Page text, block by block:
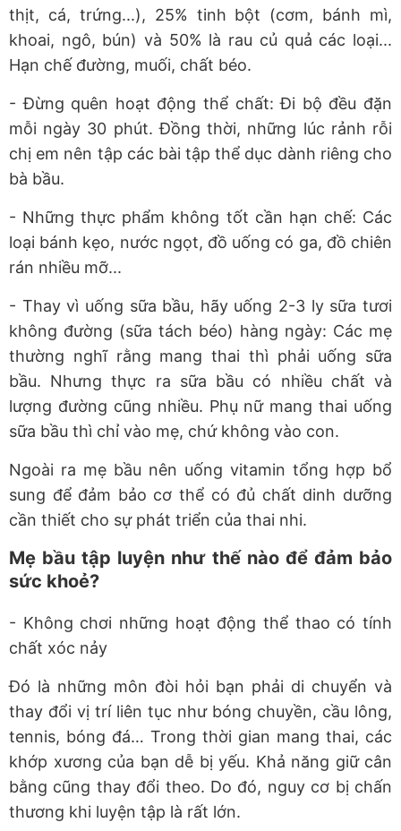
thịt, cá, trứng...), 25% tinh bột (cơm, bánh mì,
khoai, ngô, bún) và 50% là rau củ quả các loại...
Hạn chế đường, muối, chất béo.
- Đừng quên hoạt động thể chất: Đi bộ đều đặn
mỗi ngày 30 phút. Đồng thời, những lúc rảnh rỗi
chị em nên tập các bài tập thể dục dành riêng cho
bà bầu.
- Những thực phẩm không tốt cần hạn chế: Các
loại bánh kẹo, nước ngọt, đồ uống có ga, đồ chiên
rán nhiều mỡ...
- Thay vì uống sữa bầu, hãy uống 2-3 ly sữa tươi
không đường (sữa tách béo) hàng ngày: Các mẹ
thường nghĩ rằng mang thai thì phải uống sữa
bầu. Nhưng thực ra sữa bầu có nhiều chất và
lượng đường cũng nhiều. Phụ nữ mang thai uống
sữa bầu thì chỉ vào mẹ, chứ không vào con.
Ngoài ra mẹ bầu nên uống vitamin tổng hợp bổ
sung để đảm bảo cơ thể có đủ chất dinh dưỡng
cần thiết cho sự phát triển của thai nhi.
Mẹ bầu tập luyện như thế nào để đảm bảo
sức khoẻ?
- Không chơi những hoạt động thể thao có tính
chất xóc nảy
Đó là những môn đòi hỏi bạn phải di chuyển và
thay đổi vị trí liên tục như bóng chuyền, cầu lông,
tennis, bóng đá… Trong thời gian mang thai, các
khớp xương của bạn dễ bị yếu. Khả năng giữ cân
bằng cũng thay đổi theo. Do đó, nguy cơ bị chấn
thương khi luyện tập là rất lớn.